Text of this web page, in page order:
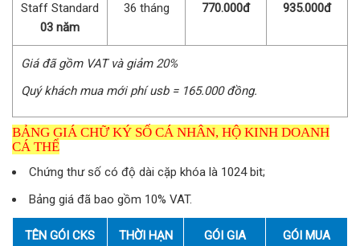
Staff Standard
03 năm
36 tháng 770.000đ 935.000đ
Giá đã gồm VAT và giảm 20%
Quý khách mua mới phí usb = 165.000 đồng.
BẢNG GIÁ CHỮ KÝ SỐ CÁ NHÂN, HỘ KINH DOANH
CÁ THỂ
Chứng thư số có độ dài cặp khóa là 1024 bit;
Bảng giá đã bao gồm 10% VAT.
TÊN GÓI CKS THỜI HẠN GÓI GIA GÓI MUA